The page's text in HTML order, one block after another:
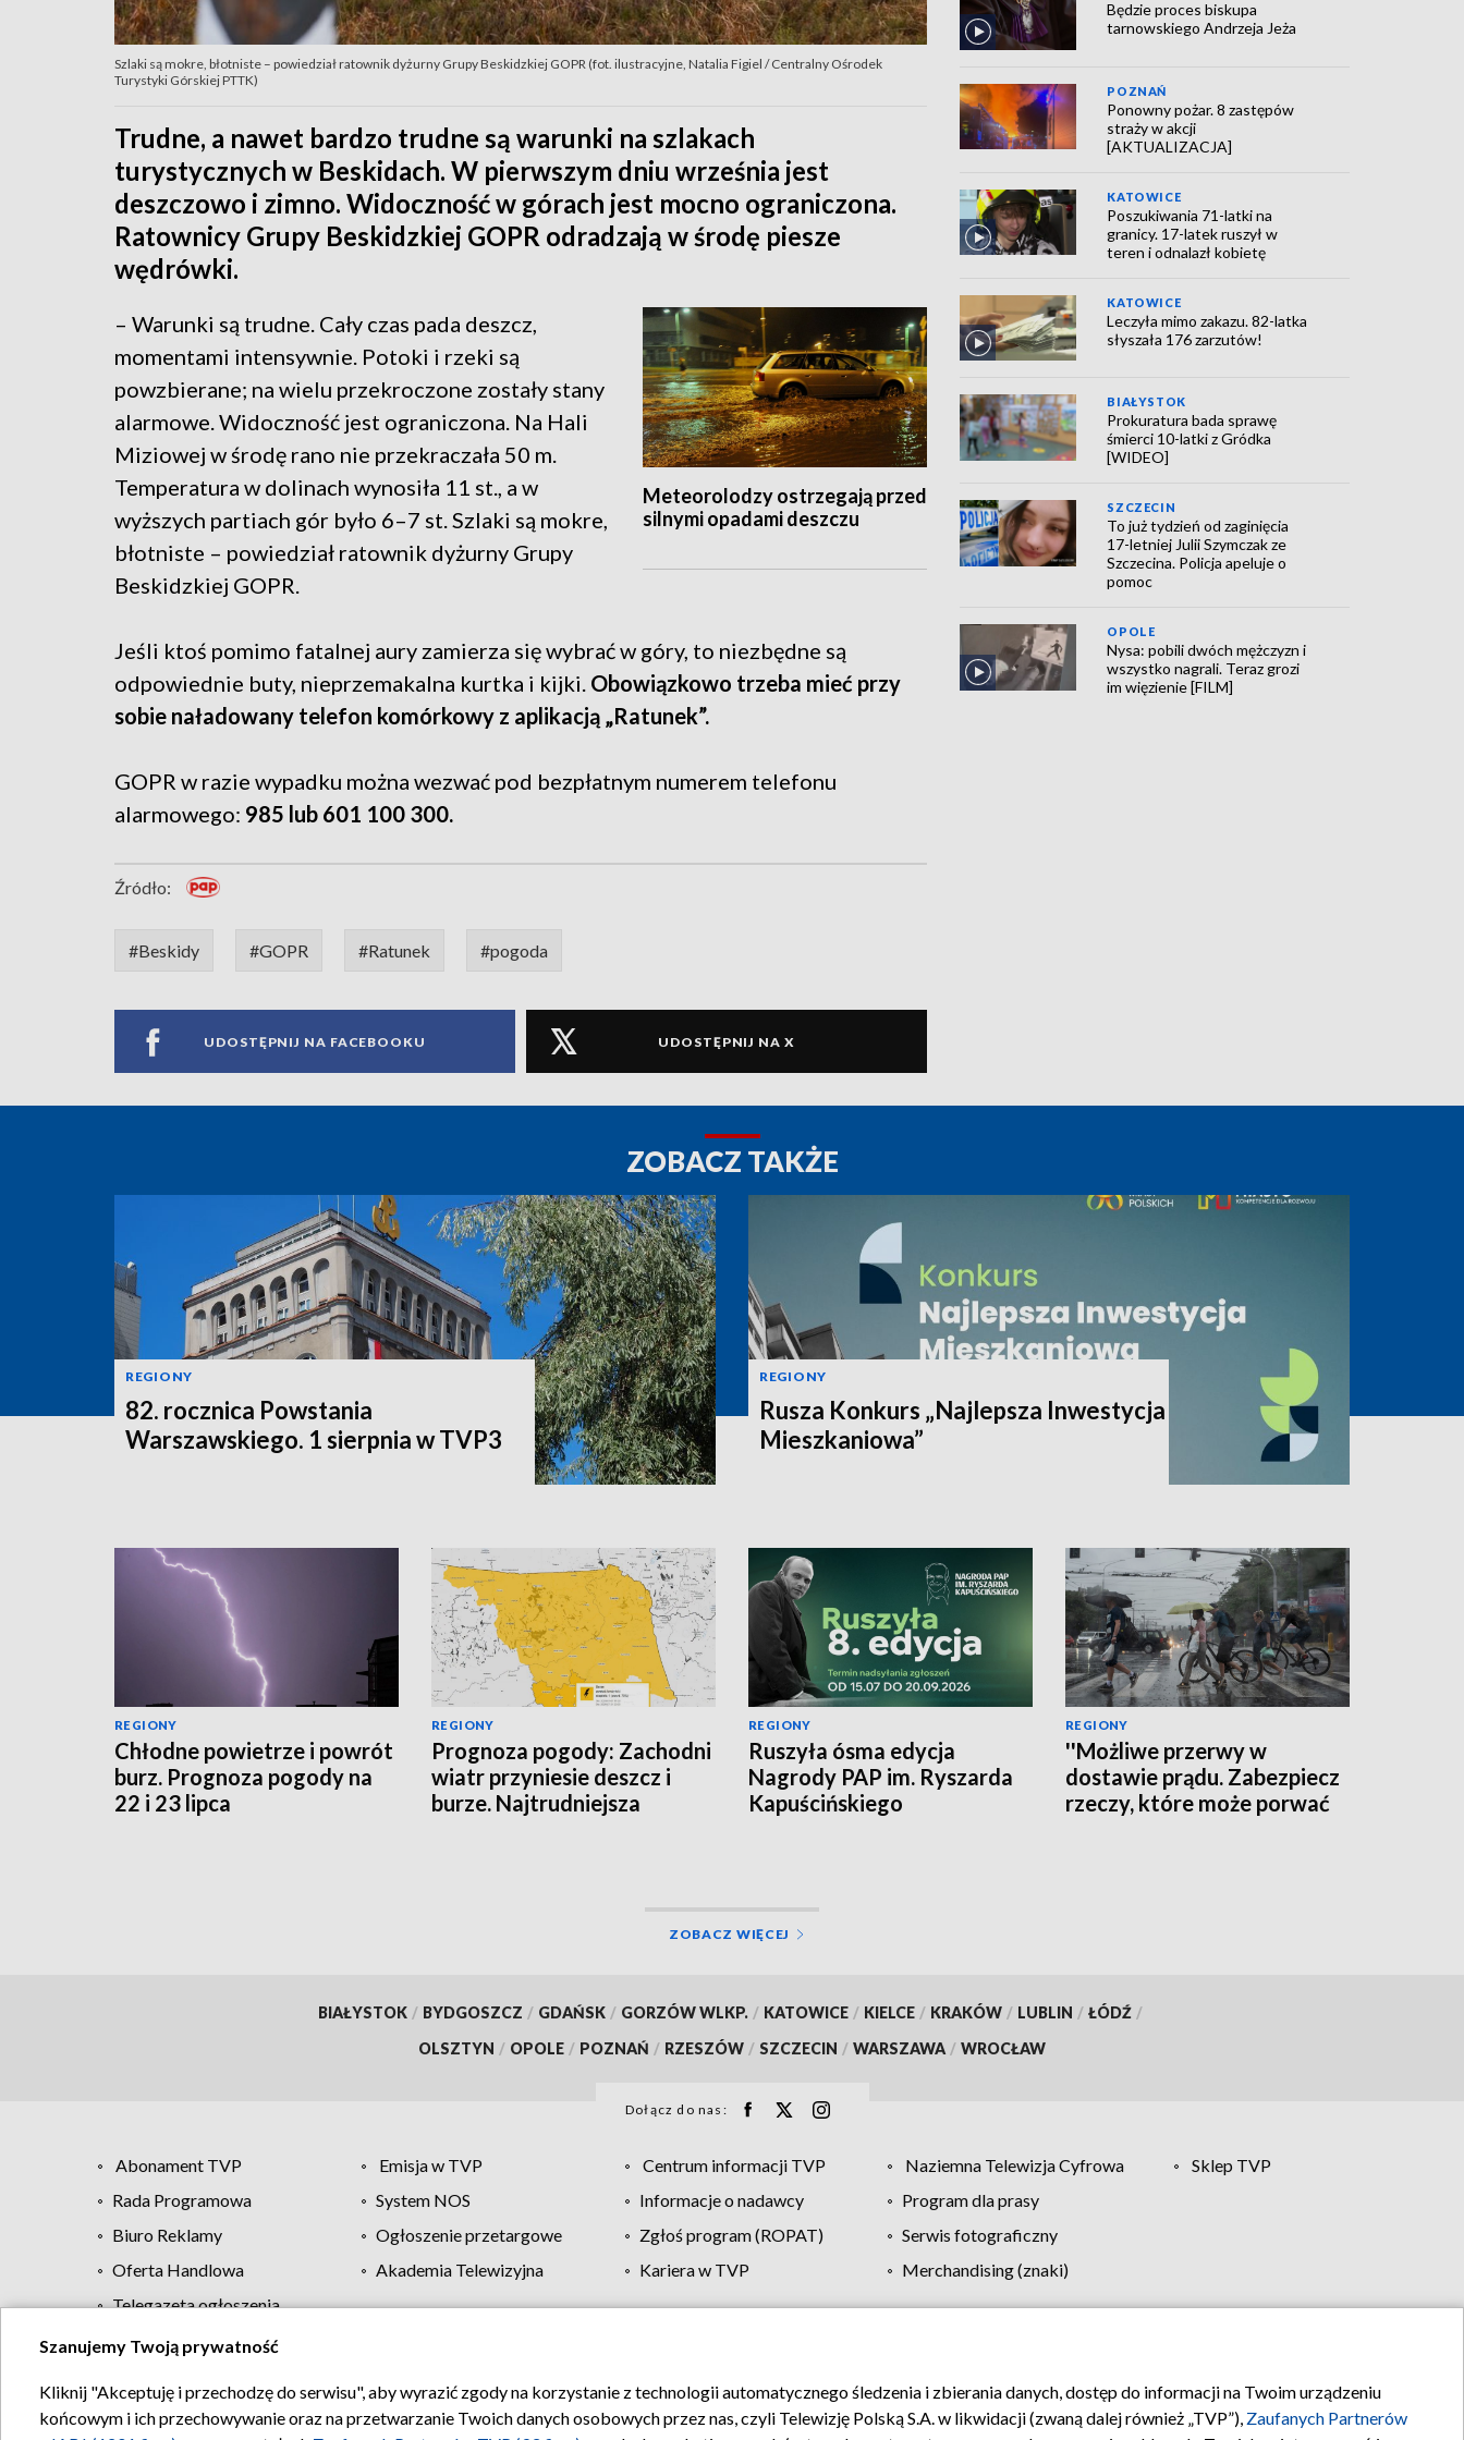
Szlaki są mokre, błotniste – powiedział ratownik dyżurny Grupy Beskidzkiej GOPR (fot. ilustracyjne, Natalia Figiel / Centralny Ośrodek
Turystyki Górskiej PTTK)
Trudne, a nawet bardzo trudne są warunki na szlakach
turystycznych w Beskidach. W pierwszym dniu września jest
deszczowo i zimno. Widoczność w górach jest mocno ograniczona.
Ratownicy Grupy Beskidzkiej GOPR odradzają w środę piesze
wędrówki.
Meteorolodzy ostrzegają przed
silnymi opadami deszczu
– Warunki są trudne. Cały czas pada deszcz,
momentami intensywnie. Potoki i rzeki są
powzbierane; na wielu przekroczone zostały stany
alarmowe. Widoczność jest ograniczona. Na Hali
Miziowej w środę rano nie przekraczała 50 m.
Temperatura w dolinach wynosiła 11 st., a w
wyższych partiach gór było 6–7 st. Szlaki są mokre,
błotniste – powiedział ratownik dyżurny Grupy
Beskidzkiej GOPR.
Jeśli ktoś pomimo fatalnej aury zamierza się wybrać w góry, to niezbędne są
odpowiednie buty, nieprzemakalna kurtka i kijki. Obowiązkowo trzeba mieć przy
sobie naładowany telefon komórkowy z aplikacją „Ratunek”.
GOPR w razie wypadku można wezwać pod bezpłatnym numerem telefonu
alarmowego: 985 lub 601 100 300.
Źródło:
#Beskidy #GOPR #Ratunek #pogoda
UDOSTĘPNIJ NA FACEBOOKU UDOSTĘPNIJ NA X
Będzie proces biskupa
tarnowskiego Andrzeja Jeża
POZNAŃ
Ponowny pożar. 8 zastępów
straży w akcji
[AKTUALIZACJA]
KATOWICE
Poszukiwania 71-latki na
granicy. 17-latek ruszył w
teren i odnalazł kobietę
KATOWICE
Leczyła mimo zakazu. 82-latka
słyszała 176 zarzutów!
BIAŁYSTOK
Prokuratura bada sprawę
śmierci 10-latki z Gródka
[WIDEO]
SZCZECIN
To już tydzień od zaginięcia
17-letniej Julii Szymczak ze
Szczecina. Policja apeluje o
pomoc
OPOLE
Nysa: pobili dwóch mężczyzn i
wszystko nagrali. Teraz grozi
im więzienie [FILM]
ZOBACZ TAKŻE
REGIONY
82. rocznica Powstania
Warszawskiego. 1 sierpnia w TVP3
REGIONY
Rusza Konkurs „Najlepsza Inwestycja
Mieszkaniowa”
REGIONY
Chłodne powietrze i powrót
burz. Prognoza pogody na
22 i 23 lipca
REGIONY
Prognoza pogody: Zachodni
wiatr przyniesie deszcz i
burze. Najtrudniejsza
REGIONY
Ruszyła ósma edycja
Nagrody PAP im. Ryszarda
Kapuścińskiego
REGIONY
''Możliwe przerwy w
dostawie prądu. Zabezpiecz
rzeczy, które może porwać
ZOBACZ WIĘCEJ
BIAŁYSTOK / BYDGOSZCZ / GDAŃSK / GORZÓW WLKP. / KATOWICE / KIELCE / KRAKÓW / LUBLIN / ŁÓDŹ /
OLSZTYN / OPOLE / POZNAŃ / RZESZÓW / SZCZECIN / WARSZAWA / WROCŁAW
Dołącz do nas:
Abonament TVP Emisja w TVP Centrum informacji TVP Naziemna Telewizja Cyfrowa
Sklep TVP
Rada Programowa
System NOS Informacje o nadawcy
Program dla prasy
Biuro Reklamy
Ogłoszenie przetargowe Zgłoś program (ROPAT)
Serwis fotograficzny
Oferta Handlowa
Akademia Telewizyjna Kariera w TVP
Merchandising (znaki)
Telegazeta ogłoszenia
Regulamin TVP Polityka prywatności Moje zgody Pomoc Biuro reklamy Kontakt
Szanujemy Twoją prywatność
Kliknij "Akceptuję i przechodzę do serwisu", aby wyrazić zgody na korzystanie z technologii automatycznego śledzenia i zbierania danych, dostęp do informacji na Twoim urządzeniu
końcowym i ich przechowywanie oraz na przetwarzanie Twoich danych osobowych przez nas, czyli Telewizję Polską S.A. w likwidacji (zwaną dalej również „TVP”), Zaufanych Partnerów